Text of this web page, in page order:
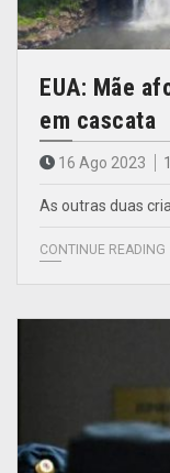
EUA: Mãe
em cascata
16 Ago 2023
As outras duas
CONTINUE READING